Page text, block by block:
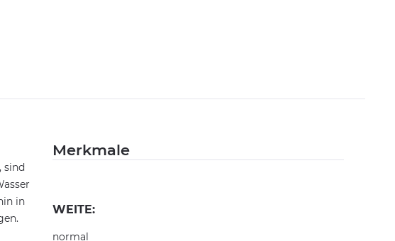
sind
in
Merkmale
WEITE:
normal